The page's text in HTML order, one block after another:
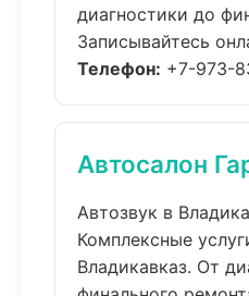
диагностики до
Записывайтесь
Телефон: +7-973-
Автосалон
Автозвук в
Комплексные
Владикавказ. От